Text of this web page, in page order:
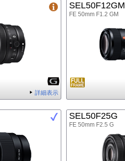
詳細表示
SEL50F12GM
FE 50mm F1.2 GM
SEL50F25G
FE 50mm F2.5 G